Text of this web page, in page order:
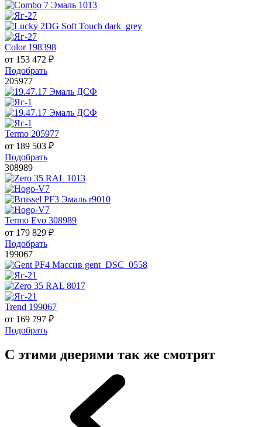
Color 198398
от 153 472 ₽
Подобрать
205977
Termo 205977
от 189 503 ₽
Подобрать
308989
Termo Evo 308989
от 179 829 ₽
Подобрать
199067
Trend 199067
от 169 797 ₽
Подобрать
С этими дверями так же смотрят